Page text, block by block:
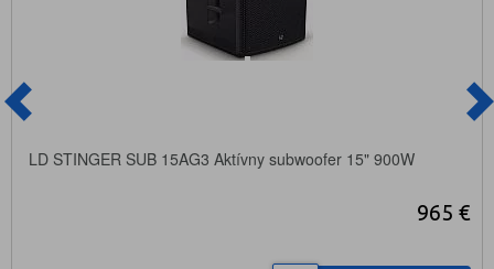
LD STINGER SUB 15AG3 Aktívny subwoofer 15" 900W
965 €